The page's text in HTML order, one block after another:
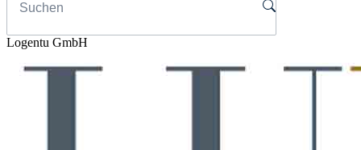
Logentu GmbH